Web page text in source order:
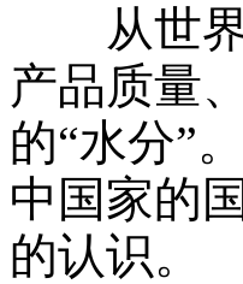
从世界
产品质量
的“水分”
中国家的
的认识。